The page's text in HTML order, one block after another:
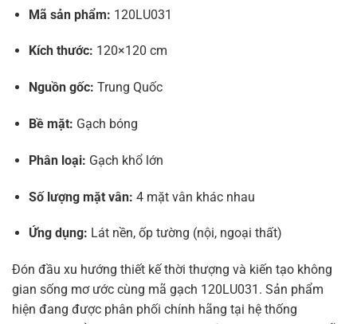
Mã sản phẩm: 120LU031
Kích thước: 120×120 cm
Nguồn gốc: Trung Quốc
Bề mặt: Gạch bóng
Phân loại: Gạch khổ lớn
Số lượng mặt vân: 4 mặt vân khác nhau
Ứng dụng: Lát nền, ốp tường (nội, ngoại thất)
Đón đầu xu hướng thiết kế thời thượng và kiến tạo không
gian sống mơ ước cùng mã gạch 120LU031. Sản phẩm
hiện đang được phân phối chính hãng tại hệ thống